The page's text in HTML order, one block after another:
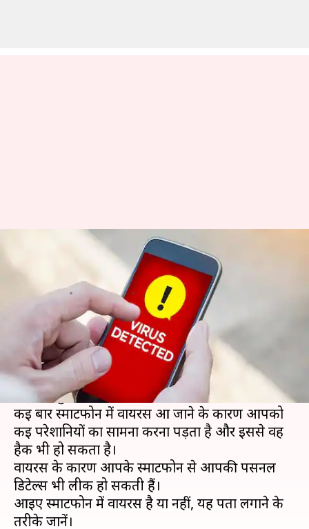
अगर आपके स्मार्टफोन में वायरस है
तो ऐसे पता लगाएं
मोना दीक्षित Aug 04, 2020 04:34 pm
क्या है खबर?
ज्यादातर लोग स्मार्टफोन का उपयोग करते हैं। इसके
उपयोग से लोगों के काम आसान हो रहे हैं, लेकिन इससे
कई बार नुकसान भी हो जाता है।
कई बार स्मार्टफोन में वायरस आ जाने के कारण आपको
कई परेशानियों का सामना करना पड़ता है और इससे वह
हैक भी हो सकता है।
वायरस के कारण आपके स्मार्टफोन से आपकी पर्सनल
डिटेल्स भी लीक हो सकती हैं।
आइए स्मार्टफोन में वायरस है या नहीं, यह पता लगाने के